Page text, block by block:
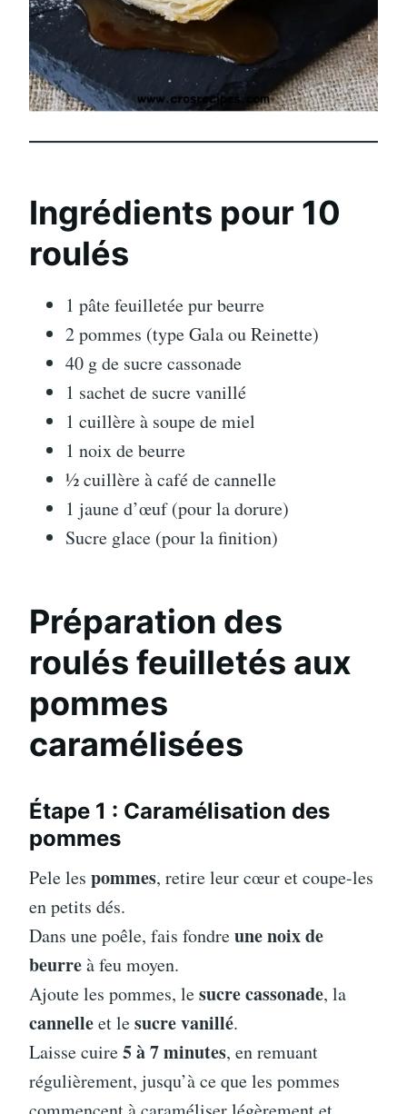
Ingrédients pour 10
roulés
1 pâte feuilletée pur beurre
2 pommes (type Gala ou Reinette)
40 g de sucre cassonade
1 sachet de sucre vanillé
1 cuillère à soupe de miel
1 noix de beurre
½ cuillère à café de cannelle
1 jaune d’œuf (pour la dorure)
Sucre glace (pour la finition)
Préparation des
roulés feuilletés aux
pommes
caramélisées
Étape 1 : Caramélisation des
pommes
Pele les pommes, retire leur cœur et coupe-les
en petits dés.
Dans une poêle, fais fondreune noix de
beurreà feu moyen.
Ajoute les pommes, lesucre cassonade, la
cannelleet lesucre vanillé.
Laisse cuire5 à 7 minutes, en remuant
régulièrement, jusqu’à ce que les pommes